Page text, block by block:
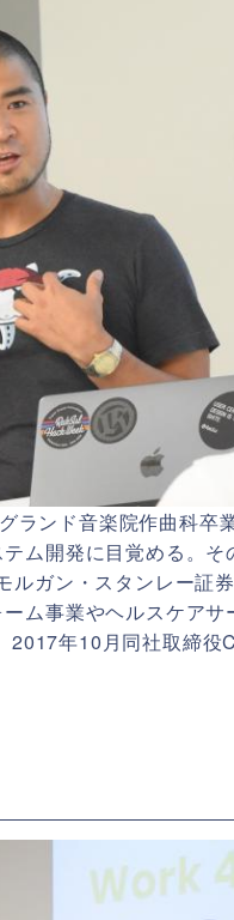
ランド音楽院作曲科卒
ム開発に目覚める。
ガン・スタンレー証
ム事業やヘルスケア
年10月同社取締役